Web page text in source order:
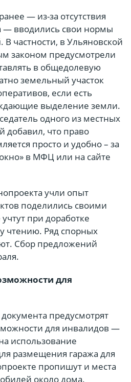
— из-за отсутствия
— вводились свои нормы
В частности, в Ульяновской
законом предусмотрели
в общедолевую
земельный участок
если есть
выделение земли.
одного из местных
добавил, что право
просто и удобно – за
в МФЦ или на сайте
учли опыт
поделились своими
при доработке
чтению. Ряд спорных
Сбор предложений
для
предусмотрят
для инвалидов —
использование
размещения гаража для
пропишут и места
около дома.